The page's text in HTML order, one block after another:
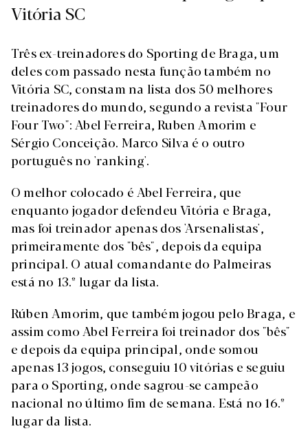
Vitória SC
Três ex-treinadores do Sporting de Braga, um
deles com passado nesta função também no
Vitória SC, constam na lista dos 50 melhores
treinadores do mundo, segundo a revista "Four
Four Two": Abel Ferreira, Ruben Amorim e
Sérgio Conceição. Marco Silva é o outro
português no 'ranking'.
O melhor colocado é Abel Ferreira, que
enquanto jogador defendeu Vitória e Braga,
mas foi treinador apenas dos 'Arsenalistas',
primeiramente dos "bês", depois da equipa
principal. O atual comandante do Palmeiras
está no 13.º lugar da lista.
Rúben Amorim, que também jogou pelo Braga, e
assim como Abel Ferreira foi treinador dos "bês"
e depois da equipa principal, onde somou
apenas 13 jogos, conseguiu 10 vitórias e seguiu
para o Sporting, onde sagrou-se campeão
nacional no último fim de semana. Está no 16.º
lugar da lista.